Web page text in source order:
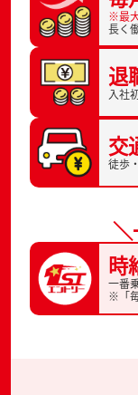
※最
長く
退
入社
交
徒歩
時
一番
※「